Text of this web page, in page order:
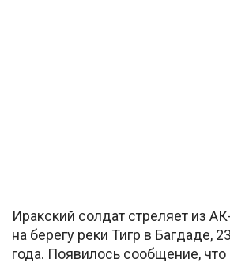
Иракский солдат стреляет из
на берегу реки Тигр в Багдаде,
года. Появилось сообщение, что